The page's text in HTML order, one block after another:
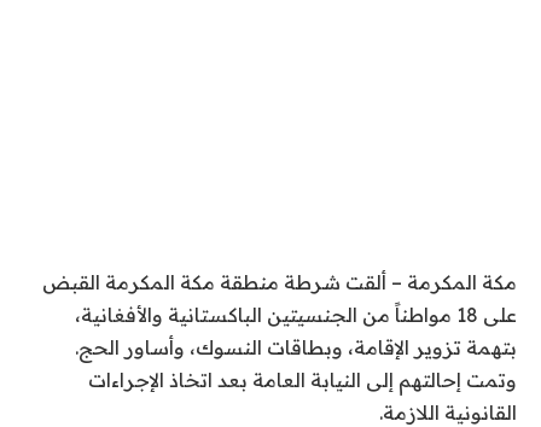
مكة المكرمة – ألقت شرطة منطقة مكة المكرمة القبض
على 18 مواطناً من الجنسيتين الباكستانية والأفغانية،
بتهمة تزوير الإقامة، وبطاقات النسوك، وأساور الحج.
وتمت إحالتهم إلى النيابة العامة بعد اتخاذ الإجراءات
القانونية اللازمة.